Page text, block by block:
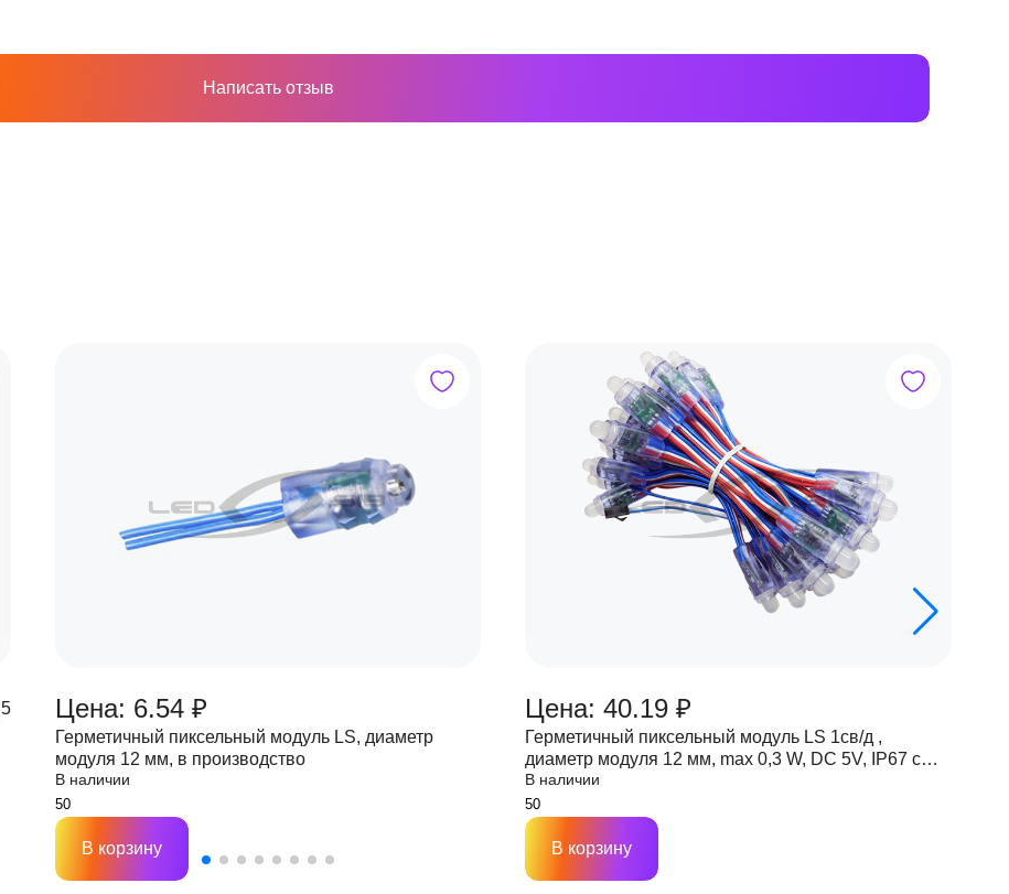
Написать отзыв
5
Цена: 6.54 ₽
Герметичный пиксельный модуль LS, диаметр
модуля 12 мм, в производство
В наличии
В корзину
Цена: 40.19 ₽
Герметичный пиксельный модуль LS 1св/д ,
диаметр модуля 12 мм, max 0,3 W, DC 5V, IP67 с
чипом 6803
В наличии
В корзину